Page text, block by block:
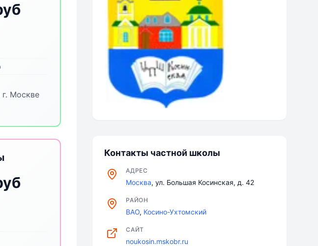
г. Москве
Контакты частной школы
АДРЕС
Москва, ул. Большая Косинская, д. 42
РАЙОН
ВАО, Косино-Ухтомский
САЙТ
noukosin.mskobr.ru